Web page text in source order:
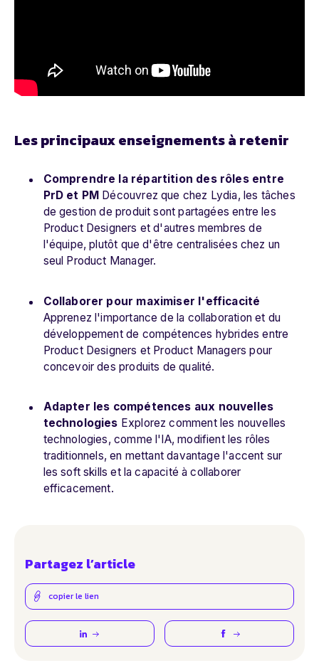
Les principaux enseignements à retenir
Comprendre la répartition des rôles entre
PrD et PM Découvrez que chez Lydia, les tâches
de gestion de produit sont partagées entre les
Product Designers et d'autres membres de
l'équipe, plutôt que d'être centralisées chez un
seul Product Manager.
Collaborer pour maximiser l'efficacité
Apprenez l'importance de la collaboration et du
développement de compétences hybrides entre
Product Designers et Product Managers pour
concevoir des produits de qualité.
Adapter les compétences aux nouvelles
technologies Explorez comment les nouvelles
technologies, comme l'IA, modifient les rôles
traditionnels, en mettant davantage l'accent sur
les soft skills et la capacité à collaborer
efficacement.
Partagez l’article
copier le lien